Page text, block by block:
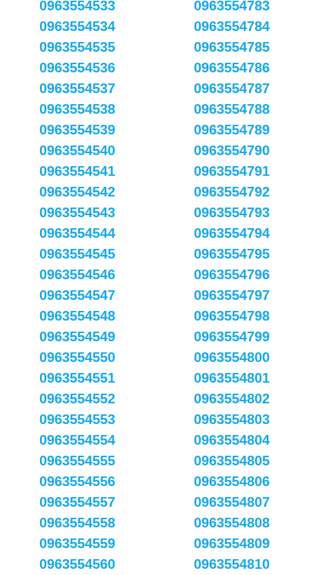
0963554533
0963554534
0963554535
0963554536
0963554537
0963554538
0963554539
0963554540
0963554541
0963554542
0963554543
0963554544
0963554545
0963554546
0963554547
0963554548
0963554549
0963554550
0963554551
0963554552
0963554553
0963554554
0963554555
0963554556
0963554557
0963554558
0963554559
0963554560
0963554783
0963554784
0963554785
0963554786
0963554787
0963554788
0963554789
0963554790
0963554791
0963554792
0963554793
0963554794
0963554795
0963554796
0963554797
0963554798
0963554799
0963554800
0963554801
0963554802
0963554803
0963554804
0963554805
0963554806
0963554807
0963554808
0963554809
0963554810